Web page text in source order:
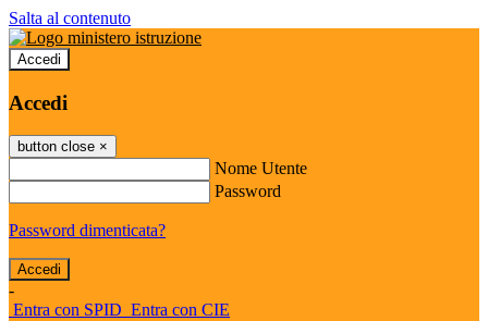
Salta al contenuto
Accedi
Accedi
button close ×
Nome Utente
Password
Password dimenticata?
-
Entra con SPID Entra con CIE